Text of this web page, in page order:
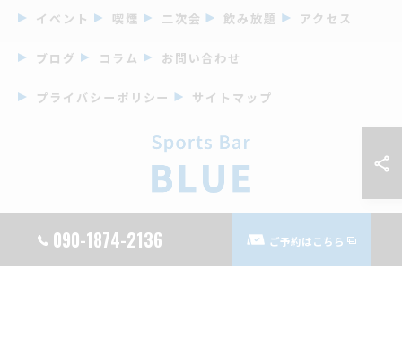
090-1874-2136 ご予約はこちら
イベント 喫煙 二次会 飲み放題 アクセス
ブログ コラム お問い合わせ
プライバシーポリシー サイトマップ
© 2026 鹿児島県天文館周辺のバーならSports Bar BLUE ALL RIGHTS RESERVED.